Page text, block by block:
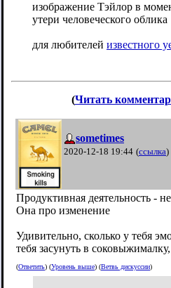
изображение Тэйлор в
утери человеческого облика
для любителей известного
(Читать
sometimes
2020-12-18 19:44 (ссылка)
Продуктивная деятельность -
Она про изменение
Удивительно, сколько у тебя
тебя засунуть в
(Ответить) (Уровень выше) (Ветвь дискуссии)